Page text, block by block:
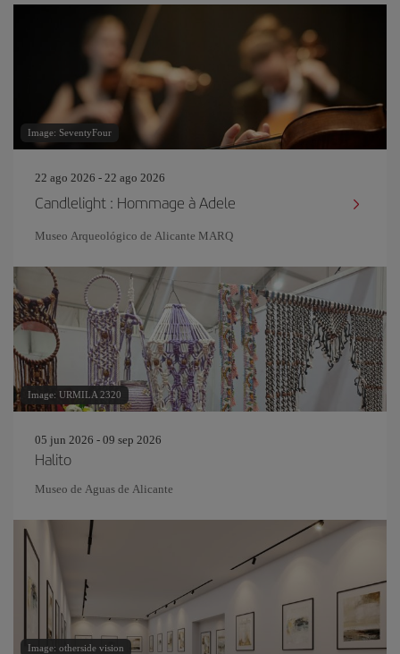
Image: SeventyFour
22 ago 2026 - 22 ago 2026
Candlelight : Hommage à Adele
Museo Arqueológico de Alicante MARQ
Image: URMILA 2320
05 jun 2026 - 09 sep 2026
Halito
Museo de Aguas de Alicante
Image: otherside vision